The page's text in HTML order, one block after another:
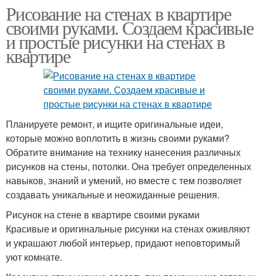
Рисование на стенах в квартире
своими руками. Создаем красивые
и простые рисунки на стенах в
квартире
Планируете ремонт, и ищите оригинальные идеи,
которые можно воплотить в жизнь своими руками?
Обратите внимание на технику нанесения различных
рисунков на стены, потолки. Она требует определенных
навыков, знаний и умений, но вместе с тем позволяет
создавать уникальные и неожиданные решения.
Рисунок на стене в квартире своими руками
Красивые и оригинальные рисунки на стенах оживляют
и украшают любой интерьер, придают неповторимый
уют комнате.